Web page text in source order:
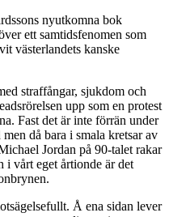
nyutkomna bok
ett samtidsfenomen som
västerlandets kanske
straffångar, sjukdom och
upp som en protest
Fast det är inte förrän under
då bara i smala kretsar av
Jordan på 90-talet rakar
i vårt eget årtionde är det
Å ena sidan lever